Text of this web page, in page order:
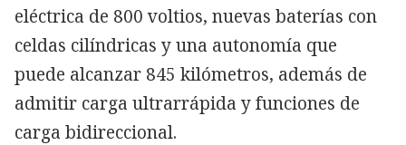
eléctrica de 800 voltios, nuevas baterías con
celdas cilíndricas y una autonomía que
puede alcanzar 845 kilómetros, además de
admitir carga ultrarrápida y funciones de
carga bidireccional.